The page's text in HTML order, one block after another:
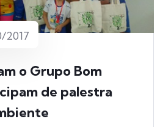
2017
o Grupo Bom
de palestra